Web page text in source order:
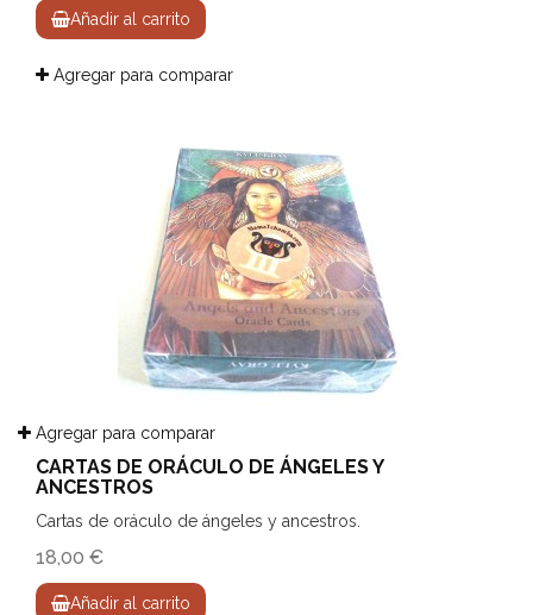
Añadir al carrito
Agregar para comparar
Agregar para comparar
CARTAS DE ORÁCULO DE ÁNGELES Y
ANCESTROS
Cartas de oráculo de ángeles y ancestros.
18,00 €
Añadir al carrito